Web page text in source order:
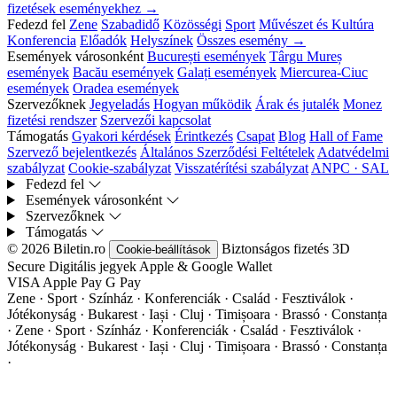
fizetések eseményekhez →
Fedezd fel Zene Szabadidő Közösségi Sport Művészet és Kultúra
Konferencia Előadók Helyszínek Összes esemény →
Események városonként București események Târgu Mureș
események Bacău események Galați események Miercurea-Ciuc
események Oradea események
Szervezőknek Jegyeladás Hogyan működik Árak és jutalék Monez
fizetési rendszer Szervezői kapcsolat
Támogatás Gyakori kérdések Érintkezés Csapat Blog Hall of Fame
Szervező bejelentkezés Általános Szerződési Feltételek Adatvédelmi
szabályzat Cookie-szabályzat Visszatérítési szabályzat ANPC · SAL
Fedezd fel
Események városonként
Szervezőknek
Támogatás
© 2026 Biletin.ro
Cookie-beállítások Biztonságos fizetés 3D
Secure Digitális jegyek Apple & Google Wallet
VISA Apple Pay G Pay
Zene · Sport · Színház · Konferenciák · Család · Fesztiválok ·
Jótékonyság · Bukarest · Iași · Cluj · Timișoara · Brassó · Constanța
· Zene · Sport · Színház · Konferenciák · Család · Fesztiválok ·
Jótékonyság · Bukarest · Iași · Cluj · Timișoara · Brassó · Constanța
·